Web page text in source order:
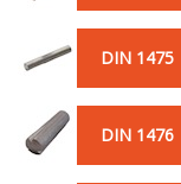
DIN 1475
DIN 1476